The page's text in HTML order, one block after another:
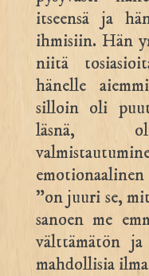
itseensä ja
ihmisiin. Hän
niitä
hänelle
silloin oli
läsnä, oli
”on juuri se,
sanoen me
välttämätön
mahdollisia